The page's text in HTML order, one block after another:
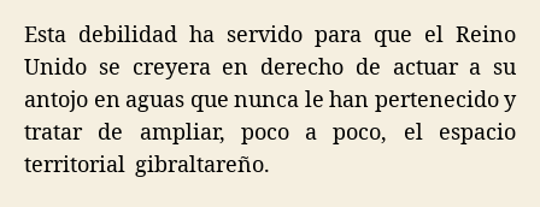
Esta debilidad ha servido para que el Reino
Unido se creyera en derecho de actuar a su
antojo en aguas que nunca le han pertenecido y
tratar de ampliar, poco a poco, el espacio
territorial gibraltareño.